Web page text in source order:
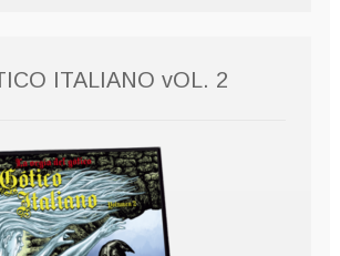
ITALIANO vOL. 2